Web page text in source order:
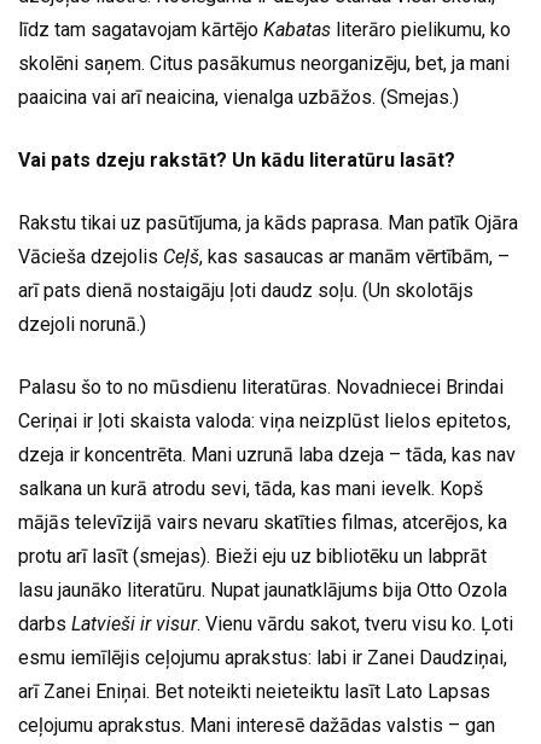
līdz tam sagatavojam kārtējo Kabatas literāro pielikumu, ko
skolēni saņem. Citus pasākumus neorganizēju, bet, ja mani
paaicina vai arī neaicina, vienalga uzbāžos. (Smejas.)
Vai pats dzeju rakstāt? Un kādu literatūru lasāt?
Rakstu tikai uz pasūtījuma, ja kāds paprasa. Man patīk Ojāra
Vācieša dzejolis Ceļš, kas sasaucas ar manām vērtībām, –
arī pats dienā nostaigāju ļoti daudz soļu. (Un skolotājs
dzejoli norunā.)
Palasu šo to no mūsdienu literatūras. Novadniecei Brindai
Ceriņai ir ļoti skaista valoda: viņa neizplūst lielos epitetos,
dzeja ir koncentrēta. Mani uzrunā laba dzeja – tāda, kas nav
salkana un kurā atrodu sevi, tāda, kas mani ievelk. Kopš
mājās televīzijā vairs nevaru skatīties filmas, atcerējos, ka
protu arī lasīt (smejas). Bieži eju uz bibliotēku un labprāt
lasu jaunāko literatūru. Nupat jaunatklājums bija Otto Ozola
darbs Latvieši ir visur. Vienu vārdu sakot, tveru visu ko. Ļoti
esmu iemīlējis ceļojumu aprakstus: labi ir Zanei Daudziņai,
arī Zanei Eniņai. Bet noteikti neieteiktu lasīt Lato Lapsas
ceļojumu aprakstus. Mani interesē dažādas valstis – gan